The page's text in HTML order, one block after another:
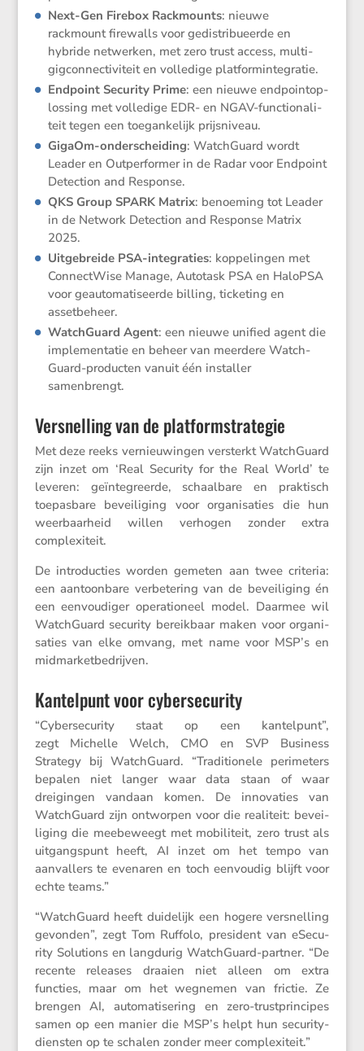
Next-Gen Firebox Rackmounts: nieuwe
rackmount firewalls voor gedis­tri­bu­eerde en
hybride netwerken, met zero trust access, multi-
gigcon­nec­ti­vi­teit en volle­dige platformintegratie.
Endpoint Security Prime: een nieuwe endpoint­op­
los­sing met volle­dige EDR- en NGAV-functi­o­na­li­
teit tegen een toegan­ke­lijk prijsniveau.
GigaOm-onder­schei­ding: Watch­Guard wordt
Leader en Outper­former in de Radar voor Endpoint
Detec­tion and Response.
QKS Group SPARK Matrix: benoe­ming tot Leader
in de Network Detec­tion and Response Matrix
2025.
Uitge­breide PSA-integra­ties: koppe­lingen met
Connect­Wise Manage, Autotask PSA en HaloPSA
voor geauto­ma­ti­seerde billing, ticke­ting en
assetbeheer.
Watch­Guard Agent: een nieuwe unified agent die
imple­men­tatie en beheer van meerdere Watch­
Guard-producten vanuit één installer
samenbrengt.
Versnelling van de platformstrategie
Met deze reeks vernieu­wingen versterkt Watch­Guard
zijn inzet om ‘Real Security for the Real World’ te
leveren: geïnte­greerde, schaal­bare en praktisch
toepas­bare bevei­li­ging voor organi­sa­ties die hun
weerbaar­heid willen verhogen zonder extra
complexiteit.
De intro­duc­ties worden gemeten aan twee criteria:
een aantoon­bare verbe­te­ring van de bevei­li­ging én
een eenvou­diger opera­ti­o­neel model. Daarmee wil
Watch­Guard security bereik­baar maken voor organi­
sa­ties van elke omvang, met name voor MSP’s en
midmarketbedrijven.
Kantelpunt voor cybersecurity
“Cyber­se­cu­rity staat op een kantel­punt”,
zegt Michelle Welch, CMO en SVP Business
Strategy bij Watch­Guard. “Tradi­ti­o­nele perime­ters
bepalen niet langer waar data staan of waar
dreigingen vandaan komen. De innova­ties van
Watch­Guard zijn ontworpen voor die reali­teit: bevei­
li­ging die meebe­weegt met mobili­teit, zero trust als
uitgangs­punt heeft, AI inzet om het tempo van
aanval­lers te evenaren en toch eenvoudig blijft voor
echte teams.”
“Watch­Guard heeft duide­lijk een hogere versnel­ling
gevonden”, zegt Tom Ruffolo, presi­dent van eSecu­
rity Solutions en langdurig Watch­Guard-partner. “De
recente releases draaien niet alleen om extra
functies, maar om het wegnemen van frictie. Ze
brengen AI, automa­ti­se­ring en zero-trust­prin­cipes
samen op een manier die MSP’s helpt hun securi­ty­
dien­sten op te schalen zonder meer complexiteit.”